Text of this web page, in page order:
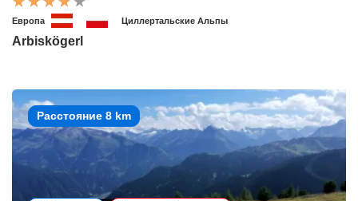
Европа Циллертальские Альпы
Arbiskögerl
Расстояние 8 km